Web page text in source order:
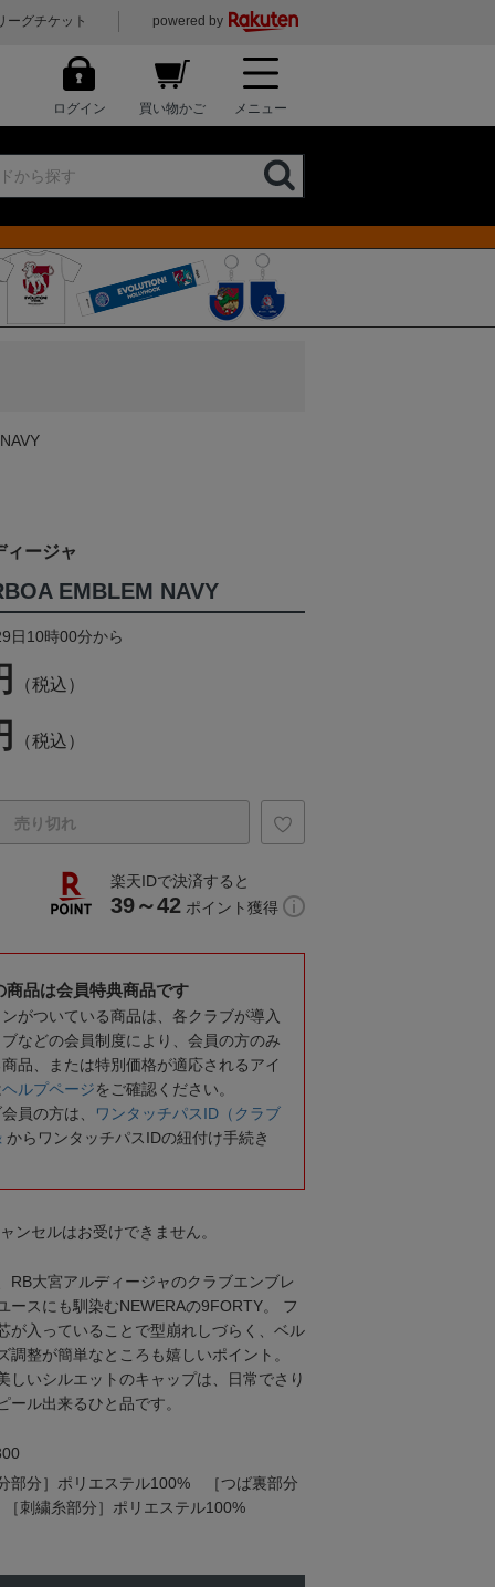
ーグチケット powered by
ログイン 買い物かご メニュー
ィージャ
EMBLEM NAVY
日10時00分から
（税込）
（税込）
売り切れ
楽天IDで決済すると
39～42 ポイント獲得
商品は会員特典商品です
がついている商品は、各クラブが導入
などの会員制度により、会員の方のみ
品、または特別価格が適応されるアイ
ヘルプページをご確認ください。
員の方は、
ワンタッチパスID（クラブ
からワンタッチパスIDの紐付け手続き
ンセルはお受けできません。
RB大宮アルディージャのクラブエンブレ
ースにも馴染むNEWERAの9FORTY。 フ
が入っていることで型崩れしづらく、ベル
調整が簡単なところも嬉しいポイント。
しいシルエットのキャップは、日常でさり
ール出来るひと品です。
部分］ポリエステル100% ［つば裏部分
刺繍糸部分］ポリエステル100%